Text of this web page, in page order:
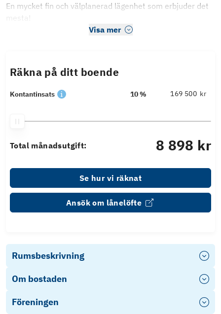
En mycket fin och välplanerad lägenhet som erbjuder det
mesta!
Visa mer
Räkna på ditt boende
Kontantinsats 10 % kr
Total månadsutgift: 8 898 kr
Se hur vi räknat
Ansök om lånelöfte
Rumsbeskrivning
Om bostaden
Föreningen